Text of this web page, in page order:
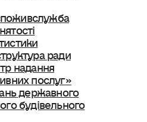
ради
надання
послуг»
державного
будівельного